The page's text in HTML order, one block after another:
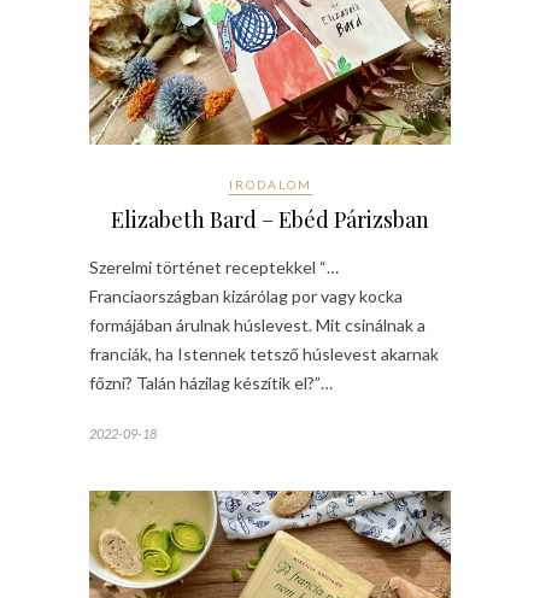
IRODALOM
Elizabeth Bard – Ebéd Párizsban
Szerelmi történet receptekkel “…
Franciaországban kizárólag por vagy kocka
formájában árulnak húslevest. Mit csinálnak a
franciák, ha Istennek tetsző húslevest akarnak
főzni? Talán házilag készítik el?”…
2022-09-18